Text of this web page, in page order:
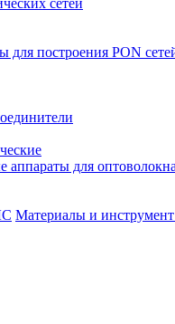
сетей
для построения PON
аппараты для оптоволокна
Материалы и